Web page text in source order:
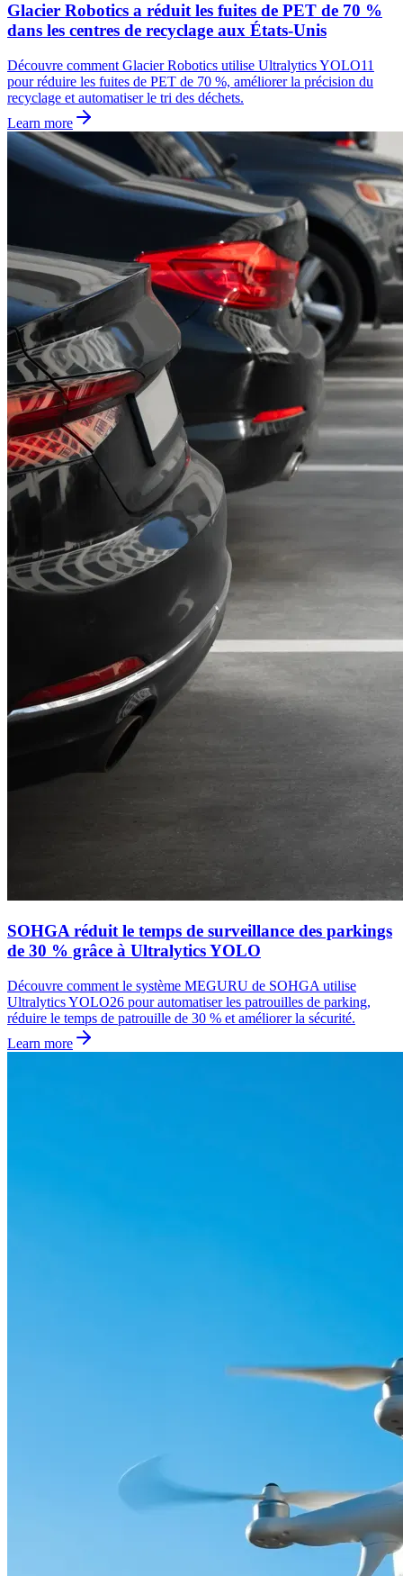
Glacier Robotics a réduit les fuites de PET de 70 %
dans les centres de recyclage aux États-Unis
Découvre comment Glacier Robotics utilise Ultralytics YOLO11
pour réduire les fuites de PET de 70 %, améliorer la précision du
recyclage et automatiser le tri des déchets.
Learn more
SOHGA réduit le temps de surveillance des parkings
de 30 % grâce à Ultralytics YOLO
Découvre comment le système MEGURU de SOHGA utilise
Ultralytics YOLO26 pour automatiser les patrouilles de parking,
réduire le temps de patrouille de 30 % et améliorer la sécurité.
Learn more